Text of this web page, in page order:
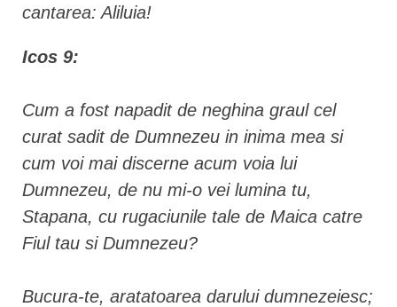
cantarea: Aliluia!
Icos 9:
Cum a fost napadit de neghina graul cel
curat sadit de Dumnezeu in inima mea si
cum voi mai discerne acum voia lui
Dumnezeu, de nu mi-o vei lumina tu,
Stapana, cu rugaciunile tale de Maica catre
Fiul tau si Dumnezeu?
Bucura-te, aratatoarea darului dumnezeiesc;